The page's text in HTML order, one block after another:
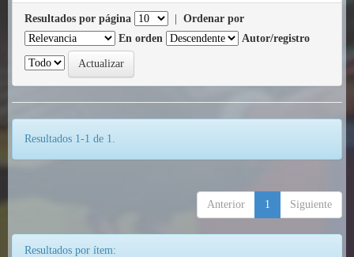
Resultados por página
Ordenar por
En orden
Autor/registro
Resultados 1-1 de 1.
Anterior 1 Siguiente
Resultados por ítem: